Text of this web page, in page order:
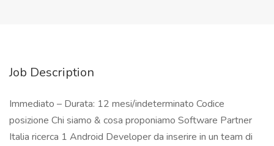
Job Description
Immediato – Durata: 12 mesi/indeterminato Codice
posizione Chi siamo & cosa proponiamo Software Partner
Italia ricerca 1 Android Developer da inserire in un team di